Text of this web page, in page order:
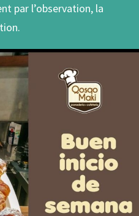
par l’observation, la